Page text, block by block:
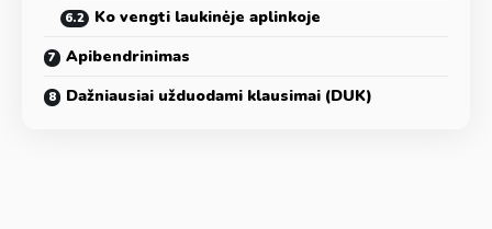
Ko vengti laukinėje aplinkoje
Apibendrinimas
Dažniausiai užduodami klausimai (DUK)